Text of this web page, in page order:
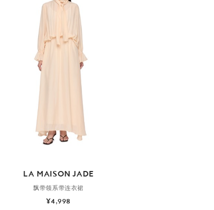
LA MAISON JADE
飘带领系带连衣裙
¥4,998